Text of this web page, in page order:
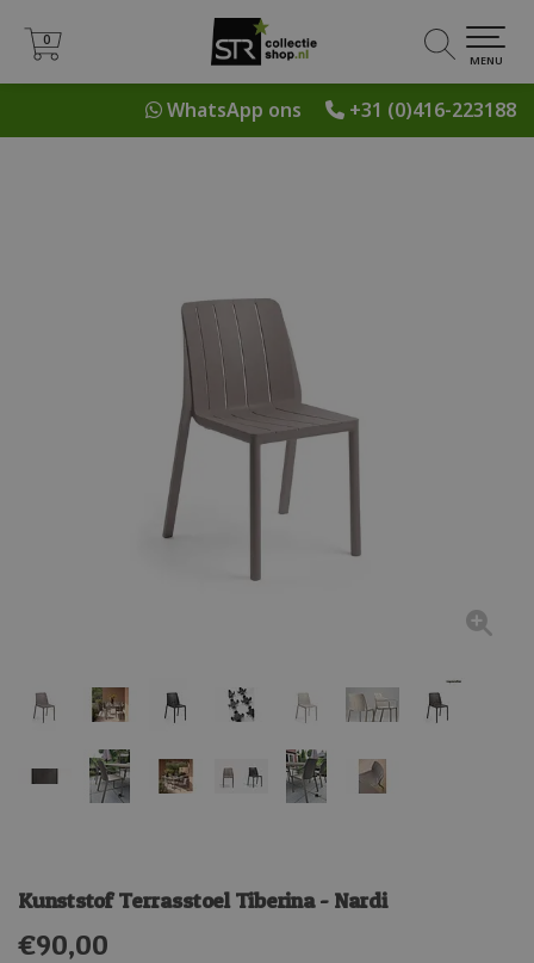
+31 (0)416-223188
WhatsApp ons
0
0
MENU
Kunststof Terrasstoel Tiberina - Nardi
€90,00